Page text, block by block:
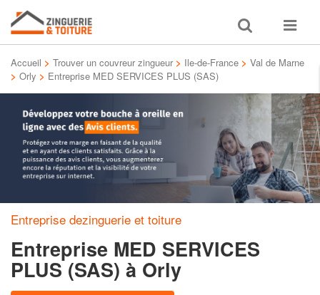
Toggle
search
Toggle
Accueil > Trouver un couvreur zingueur > Ile-de-France > Val de Marne
> Orly > Entreprise MED SERVICES PLUS (SAS)
Entreprise dezinguerie et toiture
Entreprise MED SERVICES
PLUS (SAS) à Orly